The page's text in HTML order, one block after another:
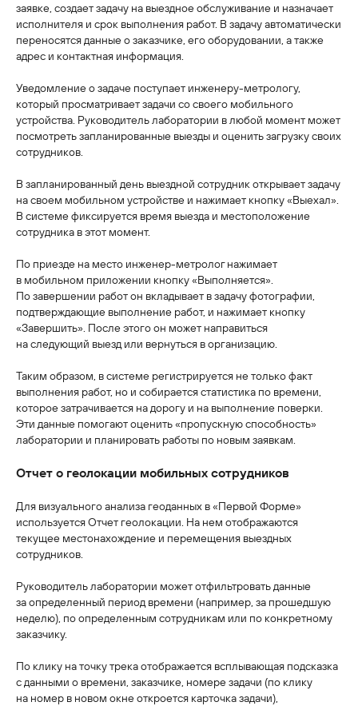
заявке, создает задачу на выездное обслуживание и назначает
исполнителя и срок выполнения работ. В задачу автоматически
переносятся данные о заказчике, его оборудовании, а также
адрес и контактная информация.
Уведомление о задаче поступает инженеру-метрологу,
который просматривает задачи со своего мобильного
устройства. Руководитель лаборатории в любой момент может
посмотреть запланированные выезды и оценить загрузку своих
сотрудников.
В запланированный день выездной сотрудник открывает задачу
на своем мобильном устройстве и нажимает кнопку «Выехал».
В системе фиксируется время выезда и местоположение
сотрудника в этот момент.
По приезде на место инженер-метролог нажимает
в мобильном приложении кнопку «Выполняется».
По завершении работ он вкладывает в задачу фотографии,
подтверждающие выполнение работ, и нажимает кнопку
«Завершить». После этого он может направиться
на следующий выезд или вернуться в организацию.
Таким образом, в системе регистрируется не только факт
выполнения работ, но и собирается статистика по времени,
которое затрачивается на дорогу и на выполнение поверки.
Эти данные помогают оценить «пропускную способность»
лаборатории и планировать работы по новым заявкам.
Отчет о геолокации мобильных сотрудников
Для визуального анализа геоданных в «Первой Форме»
используется Отчет геолокации. На нем отображаются
текущее местонахождение и перемещения выездных
сотрудников.
Руководитель лаборатории может отфильтровать данные
за определенный период времени (например, за прошедшую
неделю), по определенным сотрудникам или по конкретному
заказчику.
По клику на точку трека отображается всплывающая подсказка
с данными о времени, заказчике, номере задачи (по клику
на номер в новом окне откроется карточка задачи),